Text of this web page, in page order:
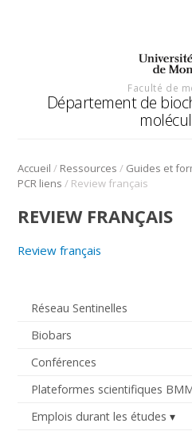
Faculté de
Département de
Accueil / Ressources / Guides et
PCR liens / Review français
Réseau Sentinelles
Biobars
Conférences
Plateformes scientifiques
Emplois durant les études
REVIEW FRANÇAIS
Review français